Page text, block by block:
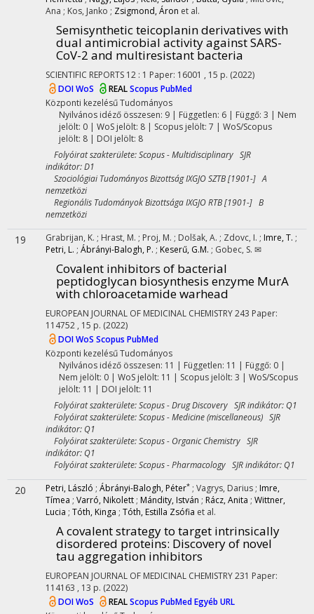
Ana ; Kos, Janko ; Zsigmond, Áron et al.
Semisynthetic teicoplanin derivatives with
dual antimicrobial activity against SARS-
CoV-2 and multiresistant bacteria
SCIENTIFIC REPORTS 12 : 1 Paper: 16001 , 15 p. (2022)
DOIWoS REALScopus PubMed
Központi kezelésűTudományos
Nyilvános idéző összesen: 9| Független: 6 | Függő: 3 | Nem
jelölt: 0 | WoS jelölt: 8 | Scopus jelölt: 7 | WoS/Scopus
jelölt: 8 | DOI jelölt: 8
Folyóirat szakterülete: Scopus - Multidisciplinary SJR
indikátor: D1
Szociológiai Tudományos Bizottság IXGJO SZTB [1901-] A
nemzetközi
Regionális Tudományok Bizottsága IXGJO RTB [1901-] B
nemzetközi
19 Grabrijan, K. ; Hrast, M. ; Proj, M. ; Dolšak, A. ; Zdovc, I. ; Imre, T. ;
Petri, L. ; Ábrányi-Balogh, P. ; Keserű, G.M. ; Gobec, S. ✉
Covalent inhibitors of bacterial
peptidoglycan biosynthesis enzyme MurA
with chloroacetamide warhead
EUROPEAN JOURNAL OF MEDICINAL CHEMISTRY243 Paper:
114752 , 15 p. (2022)
DOIWoS Scopus PubMed
Központi kezelésűTudományos
Nyilvános idéző összesen: 11 | Független: 11 | Függő: 0 |
Nem jelölt: 0 | WoS jelölt: 11 | Scopus jelölt: 3 | WoS/Scopus
jelölt: 11 | DOI jelölt: 11
Folyóirat szakterülete: Scopus - Drug Discovery SJR indikátor: Q1
Folyóirat szakterülete: Scopus - Medicine (miscellaneous) SJR
indikátor: Q1
Folyóirat szakterülete: Scopus - Organic Chemistry SJR
indikátor: Q1
Folyóirat szakterülete: Scopus - Pharmacology SJR indikátor: Q1
20 Petri, László ; Ábrányi-Balogh, Péter* ; Vagrys, Darius ; Imre,
Tímea ; Varró, Nikolett ; Mándity, István ; Rácz, Anita ; Wittner,
Lucia ; Tóth, Kinga ; Tóth, Estilla Zsófia et al.
A covalent strategy to target intrinsically
disordered proteins: Discovery of novel
tau aggregation inhibitors
EUROPEAN JOURNAL OF MEDICINAL CHEMISTRY231 Paper:
114163 , 13 p. (2022)
DOIWoS REALScopus PubMedEgyéb URL